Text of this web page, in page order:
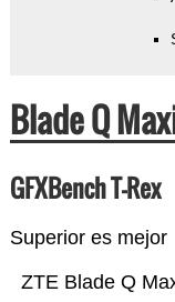
Blade Q
GFXBench T-Rex
Superior es mejor
ZTE Blade Q